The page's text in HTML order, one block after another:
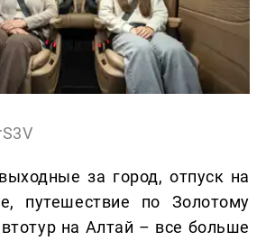
за город, отпуск на
путешествие по Золотому
на Алтай – все больше